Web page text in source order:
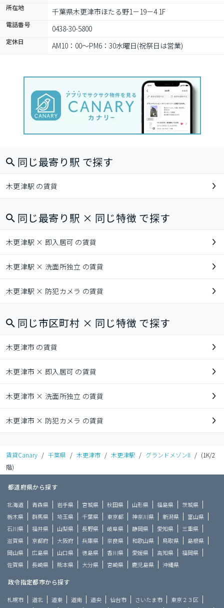
所在地 千葉県木更津市ほたる野1－19－4 1F
電話番号 0438-30-5800
定休日 AM10：00～PM6：30水曜日(祝祭日は営業)
同じ最寄り駅 で探す
木更津駅 の賃貸
同じ最寄り駅 × 同じ特徴 で探す
木更津駅 × 即入居可 の賃貸
木更津駅 × 洗面所独立 の賃貸
木更津駅 × 防犯カメラ の賃貸
同じ市区町村 × 同じ特徴 で探す
木更津市 の賃貸
木更津市 × 即入居可 の賃貸
木更津市 × 洗面所独立 の賃貸
木更津市 × 防犯カメラ の賃貸
賃貸Canary / 千葉県 / 木更津市 / 木更津駅 / グランドメゾンII / (1K/2
階)
都道府県から探す
北海道 青森県 岩手県 宮城県 秋田県 山形県 福島県
茨城県
栃木県
群馬県 埼玉県 千葉県 東京都 神奈川県 新潟県
富山県
石川県
福井県 山梨県 長野県 岐阜県 静岡県 愛知県
三重県
滋賀県
京都府 大阪府 兵庫県 奈良県 和歌山県 鳥取県
島根県
岡山県
広島県 山口県 徳島県 香川県 愛媛県 高知県
福岡県
佐賀県
長崎県 熊本県 大分県 宮崎県 鹿児島県 沖縄県
政令指定都市から探す
札幌市 道北 道東 道南 道央 仙台市 さいたま市
東京２３区